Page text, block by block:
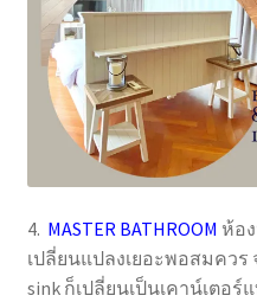
4. MASTER BATHROOM ห้อ
เปลี่ยนแปลงเยอะพอสมควร
sink ก็เปลี่ยนเป็นเคาน์เตอ